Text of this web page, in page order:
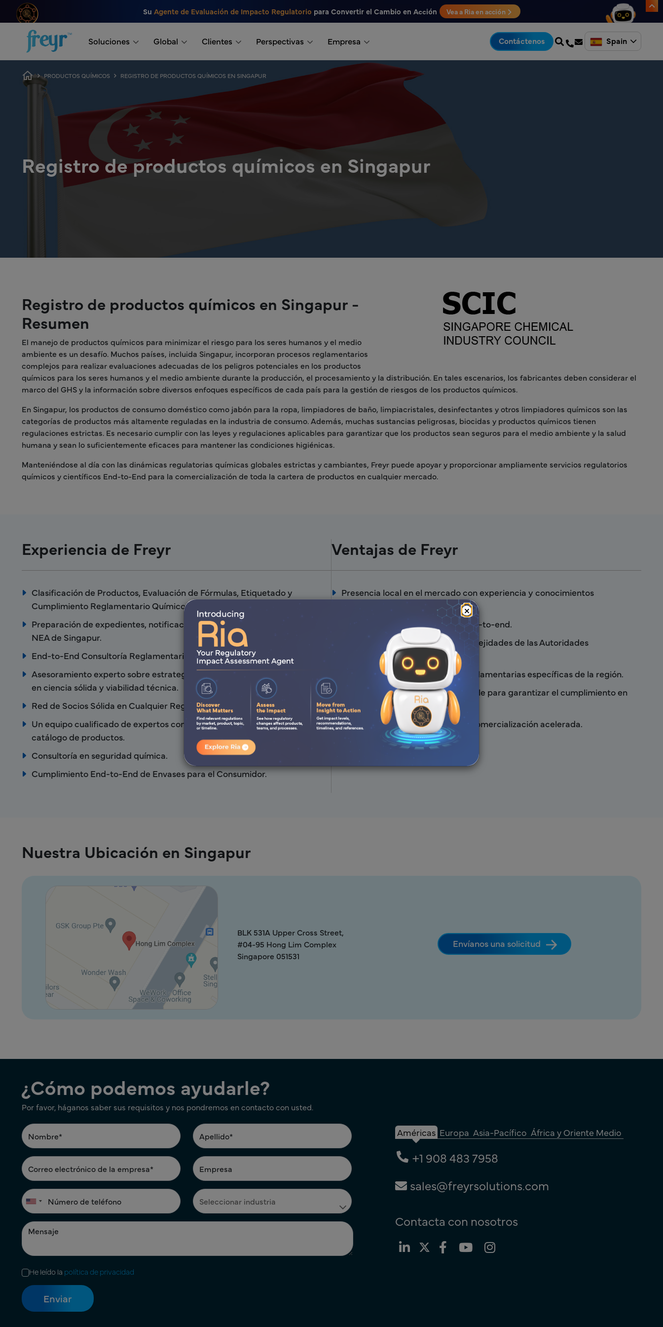
Saltar al contenido principal
×
Su Agente de Evaluación de Impacto Regulatorio para Convertir el Cambio en Acción Vea a Ria en acción
Soluciones Global Clientes Perspectivas Empresa Contáctenos Spain
Ruta de navegación
PRODUCTOS QUÍMICOS REGISTRO DE PRODUCTOS QUÍMICOS EN SINGAPUR
Registro de productos químicos en Singapur
Registro de productos químicos en Singapur -
Resumen
El manejo de productos químicos para minimizar el riesgo para los seres humanos y el medio
ambiente es un desafío. Muchos países, incluida Singapur, incorporan procesos reglamentarios
complejos para realizar evaluaciones adecuadas de los peligros potenciales en los productos
químicos para los seres humanos y el medio ambiente durante la producción, el procesamiento y la distribución. En tales escenarios, los fabricantes deben considerar el
marco del GHS y la información sobre diversos enfoques específicos de cada país para la gestión de riesgos de los productos químicos.
En Singapur, los productos de consumo doméstico como jabón para la ropa, limpiadores de baño, limpiacristales, desinfectantes y otros limpiadores químicos son las
categorías de productos más altamente reguladas en la industria de consumo. Además, muchas sustancias peligrosas, biocidas y productos químicos tienen
regulaciones estrictas. Es necesario cumplir con las leyes y regulaciones aplicables para garantizar que los productos sean seguros para el medio ambiente y la salud
humana y sean lo suficientemente eficaces para mantener las condiciones higiénicas.
Manteniéndose al día con las dinámicas regulatorias químicas globales estrictas y cambiantes, Freyr puede apoyar y proporcionar ampliamente servicios regulatorios
químicos y científicos End-to-End para la comercialización de toda la cartera de productos en cualquier mercado.
Experiencia de Freyr
Clasificación de Productos, Evaluación de Fórmulas, Etiquetado y
Cumplimiento Reglamentario Químico.
Preparación de expedientes, notificación/registro de productos en la
NEA de Singapur.
End-to-End Consultoría Reglamentaria.
Asesoramiento experto sobre estrategia reglamentaria química basada
en ciencia sólida y viabilidad técnica.
Red de Socios Sólida en Cualquier Región.
Un equipo cualificado de expertos con experiencia práctica en todo el
catálogo de productos.
Consultoría en seguridad química.
Cumplimiento End-to-End de Envases para el Consumidor.
Ventajas de Freyr
Presencia local en el mercado con experiencia y conocimientos
Asesoramiento reglamentario End-to-end.
Navegue fácilmente por las complejidades de las Autoridades
Reglamentarias.
Apoyo para las complejidades reglamentarias específicas de la región.
Un enfoque estructurado y rentable para garantizar el cumplimiento en
escenarios multimercado.
Tiempos de respuesta rápidos y comercialización acelerada.
Nuestra Ubicación en Singapur
BLK 531A Upper Cross Street,
#04-95 Hong Lim Complex
Singapore 051531
Envíanos una solicitud
¿Cómo podemos ayudarle?
Por favor, háganos saber sus requisitos y nos pondremos en contacto con usted.
He leído la política de privacidad
Américas Europa Asia-Pacífico África y Oriente Medio
+1 908 483 7958
sales@freyrsolutions.com
Contacta con nosotros